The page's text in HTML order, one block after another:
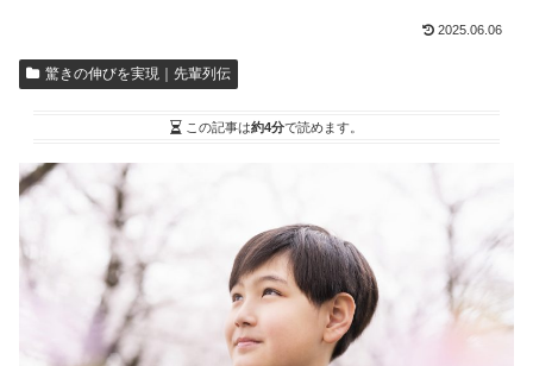
2025.06.06
驚きの伸びを実現｜先輩列伝
この記事は約4分で読めます。